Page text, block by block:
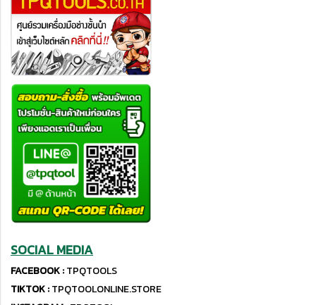
SOCIAL MEDIA
FACEBOOK :TPQTOOLS
TIKTOK :TPQTOOLONLINE.STORE